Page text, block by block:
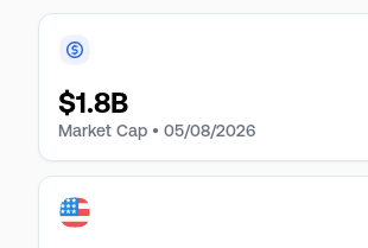
$1.8B
Market Cap • 05/08/2026